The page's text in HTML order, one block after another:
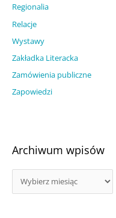
Regionalia
Relacje
Wystawy
Zakładka Literacka
Zamówienia publiczne
Zapowiedzi
Archiwum wpisów